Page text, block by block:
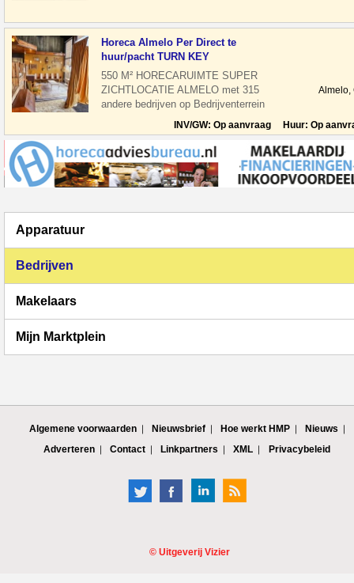
Horeca Almelo Per Direct te
huur/pacht TURN KEY
550 M² HORECARUIMTE SUPER
ZICHTLOCATIE ALMELO met 315
andere bedrijven op Bedrijventerrein
Dollegoor Turfkade Per direct te
betrekken ho
Almelo,
INV/GW: Op aanvraag Huur: Op
Apparatuur
Bedrijven
Makelaars
Mijn Marktplein
Algemene voorwaarden Nieuwsbrief Hoe werkt HMP
Nieuws
Adverteren
Contact Linkpartners XML Privacybeleid
© Uitgeverij Vizier